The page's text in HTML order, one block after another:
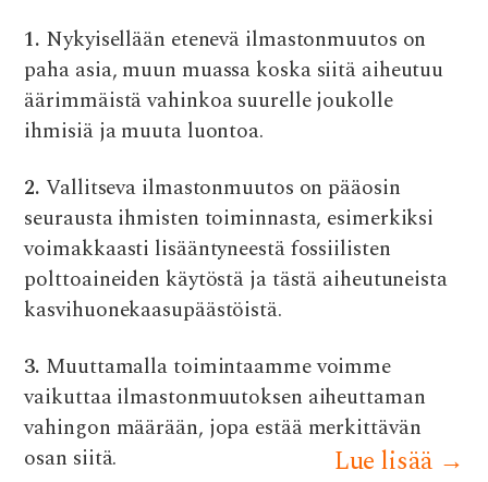
1. Nykyisellään etenevä ilmastonmuutos on
paha asia, muun muassa koska siitä aiheutuu
äärimmäistä vahinkoa suurelle joukolle
ihmisiä ja muuta luontoa.
2. Vallitseva ilmastonmuutos on pääosin
seurausta ihmisten toiminnasta, esimerkiksi
voimakkaasti lisääntyneestä fossiilisten
polttoaineiden käytöstä ja tästä aiheutuneista
kasvihuonekaasupäästöistä.
3. Muuttamalla toimintaamme voimme
vaikuttaa ilmastonmuutoksen aiheuttaman
vahingon määrään, jopa estää merkittävän
osan siitä.
Lue lisää →